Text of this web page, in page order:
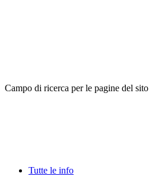
Campo di ricerca per le pagine del sito
Tutte le info